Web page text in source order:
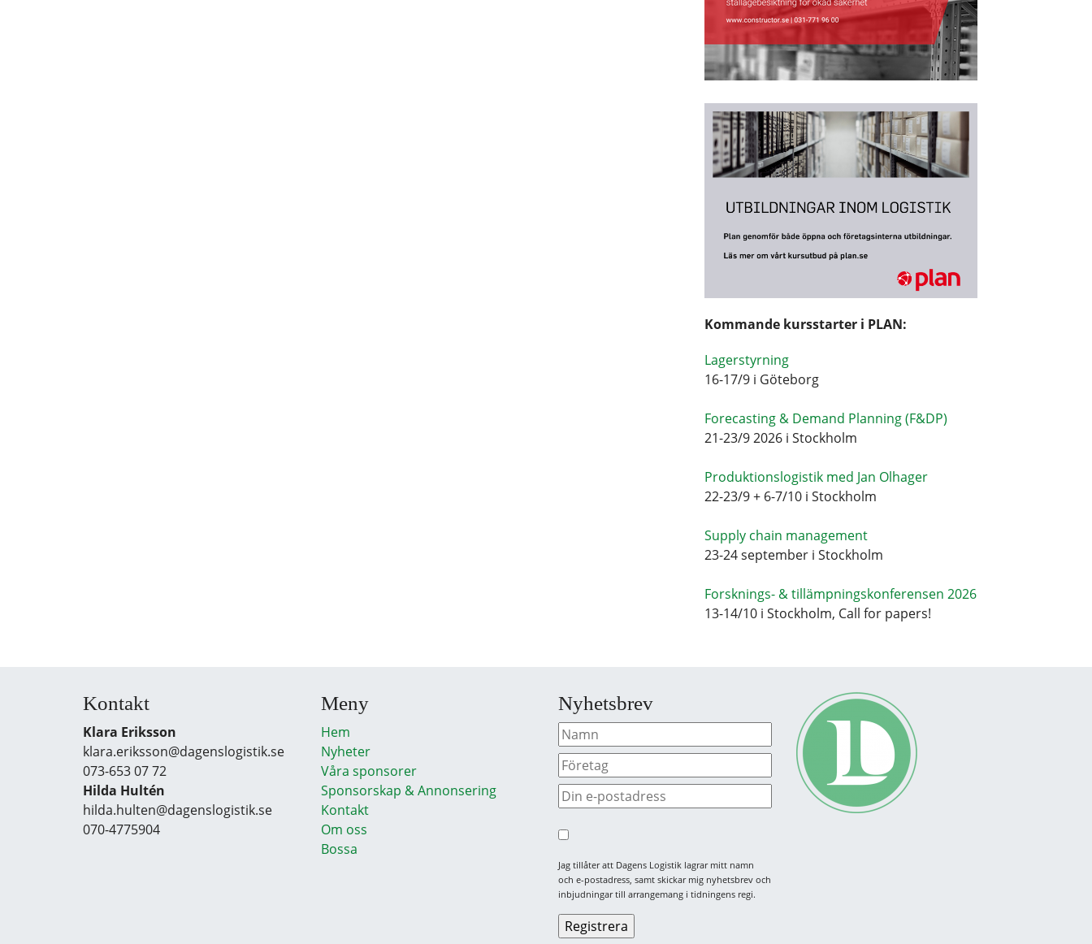
Kommande kursstarter i PLAN:
Lagerstyrning
16-17/9 i Göteborg
Forecasting & Demand Planning (F&DP)
21-23/9 2026 i Stockholm
Produktionslogistik med Jan Olhager
22-23/9 + 6-7/10 i Stockholm
Supply chain management
23-24 september i Stockholm
Forsknings- & tillämpningskonferensen 2026
13-14/10 i Stockholm, Call for papers!
Kontakt
Klara Eriksson
klara.eriksson@dagenslogistik.se
073-653 07 72
Hilda Hultén
hilda.hulten@dagenslogistik.se
070-4775904
Meny
Hem
Nyheter
Våra sponsorer
Sponsorskap & Annonsering
Kontakt
Om oss
Bossa
Nyhetsbrev
Jag tillåter att Dagens Logistik lagrar mitt namn
och e-postadress, samt skickar mig nyhetsbrev och
inbjudningar till arrangemang i tidningens regi.